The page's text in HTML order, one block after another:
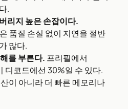
.
리지 높은 손잡이다.
품질 손실 없이 지연을 절반
많다.
를 부른다. 프리필에서
디코드에선 30%일 수 있다.
이 아니라 더 빠른 메모리나